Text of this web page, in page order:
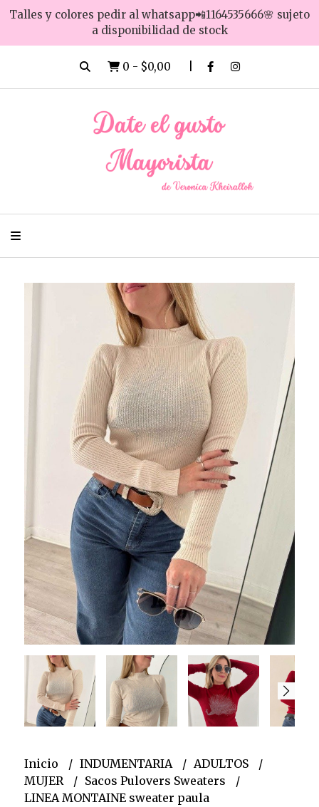
Talles y colores pedir al whatsapp📲1164535666🌸 sujeto
a disponibilidad de stock
0 - $0,00
Inicio INDUMENTARIA
ADULTOS
MUJER
Sacos Pulovers Sweaters
LINEA MONTAINE sweater paula